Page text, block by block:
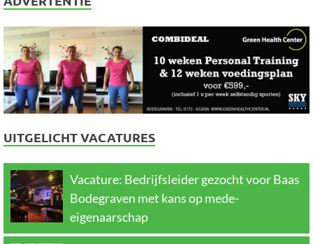
UITGELICHT VACATURES
Vacature: Bedrijfsleider gezocht voor Baas
Bodegraven met kans op mede-
eigenaarschap